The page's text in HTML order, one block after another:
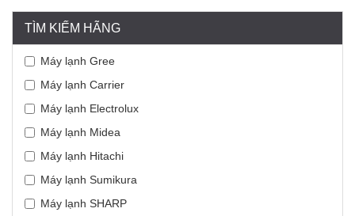
TÌM KIẾM HÃNG
Máy lạnh Gree
Máy lạnh Carrier
Máy lạnh Electrolux
Máy lạnh Midea
Máy lạnh Hitachi
Máy lạnh Sumikura
Máy lạnh SHARP